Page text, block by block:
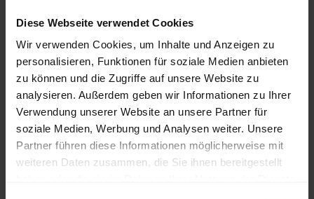
Diese Webseite verwendet Cookies
Wir verwenden Cookies, um Inhalte und Anzeigen zu
personalisieren, Funktionen für soziale Medien anbieten
zu können und die Zugriffe auf unsere Website zu
analysieren. Außerdem geben wir Informationen zu Ihrer
Verwendung unserer Website an unsere Partner für
soziale Medien, Werbung und Analysen weiter. Unsere
Partner führen diese Informationen möglicherweise mit
weiteren Daten zusammen, die Sie ihnen bereitgestellt
2025
2026
2026
250 €
300 €
Die aktuelle Preisentwicklung für Holzpellets in Deutschland
können Sie jederzeit auf unsererPelletspreise-Seite